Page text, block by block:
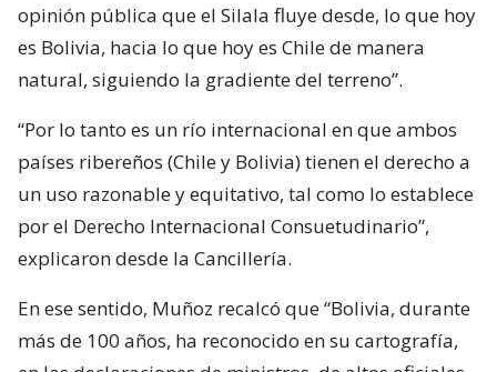
opinión pública que el Silala fluye desde, lo que hoy
es Bolivia, hacia lo que hoy es Chile de manera
natural, siguiendo la gradiente del terreno”.
“Por lo tanto es un río internacional en que ambos
países ribereños (Chile y Bolivia) tienen el derecho a
un uso razonable y equitativo, tal como lo establece
por el Derecho Internacional Consuetudinario”,
explicaron desde la Cancillería.
En ese sentido, Muñoz recalcó que “Bolivia, durante
más de 100 años, ha reconocido en su cartografía,